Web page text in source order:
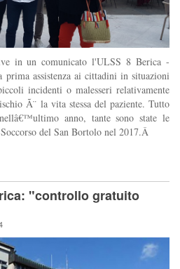
in un comunicato l'ULSS 8 Berica -
assistenza ai cittadini in situazioni
incidenti o malesseri relativamente
Ã¨ la vita stessa del paziente. Tutto
anno, tante sono state le
del San Bortolo nel 2017.Â
"controllo gratuito